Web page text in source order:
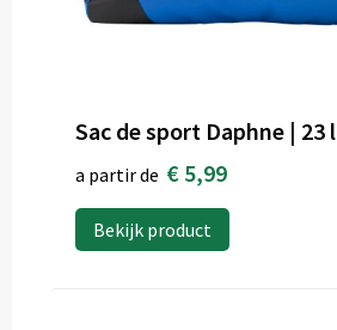
Sac de sport Daphne | 23 l
a partir de € 5,99
Bekijk product